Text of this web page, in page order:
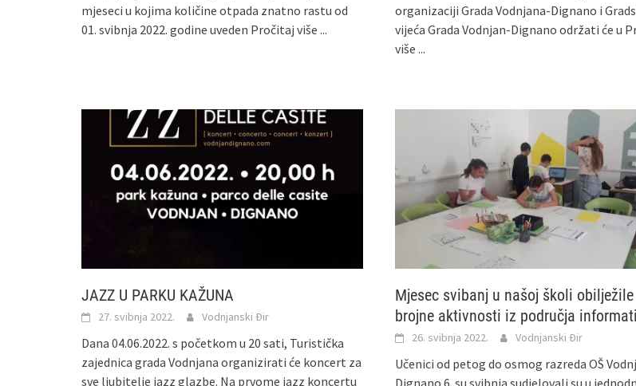
mjeseci u kojima količine otpada znatno rastu od
01. svibnja 2022. godine uveden Pročitaj više ...
organizaciji Grada Vodnjana-Dignano i
vijeća Grada Vodnjan-Dignano održati će u
više ...
JAZZ U PARKU KAŽUNA
27. svibnja 2022. Vodnjanski Đir
Dana 04.06.2022. s početkom u 20 sati, Turistička
zajednica grada Vodnjana organizirati će koncert za
sve ljubitelje jazz glazbe. Na prvome jazz koncertu
Mjesec svibanj u našoj školi
brojne aktivnosti iz područja
26. svibnja 2022. Vodnjanski Đir
Učenici od petog do osmog razreda OŠ
Dignano 6. su svibnja sudjelovali su u